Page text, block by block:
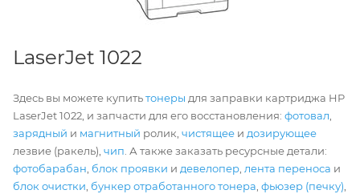
LaserJet 1022
Здесь вы можете купитьтонеры для заправки картриджа HP
LaserJet 1022, и запчасти для его восстановления: фотовал
зарядный и магнитный ролик, чистящее и дозирующее
лезвие (ракель), чип . А также заказать ресурсные детали:
фотобарабан блок проявки и девелопер лента переноса и
блок очистки бункер отработанного тонера фьюзер (печку)